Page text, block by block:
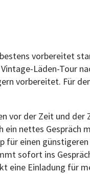
vorbereitet
Läden-Tour
vorbereitet. Für
vor der Zeit und
ein nettes Gespräch
einen
sofort ins
eine Einladung für